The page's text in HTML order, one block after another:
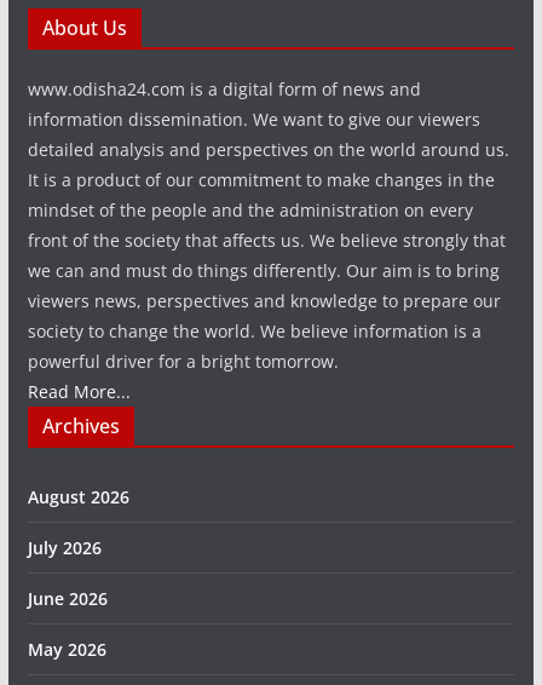
About Us
www.odisha24.com is a digital form of news and
information dissemination. We want to give our viewers
detailed analysis and perspectives on the world around us.
It is a product of our commitment to make changes in the
mindset of the people and the administration on every
front of the society that affects us. We believe strongly that
we can and must do things differently. Our aim is to bring
viewers news, perspectives and knowledge to prepare our
society to change the world. We believe information is a
powerful driver for a bright tomorrow.
Read More...
Archives
August 2026
July 2026
June 2026
May 2026